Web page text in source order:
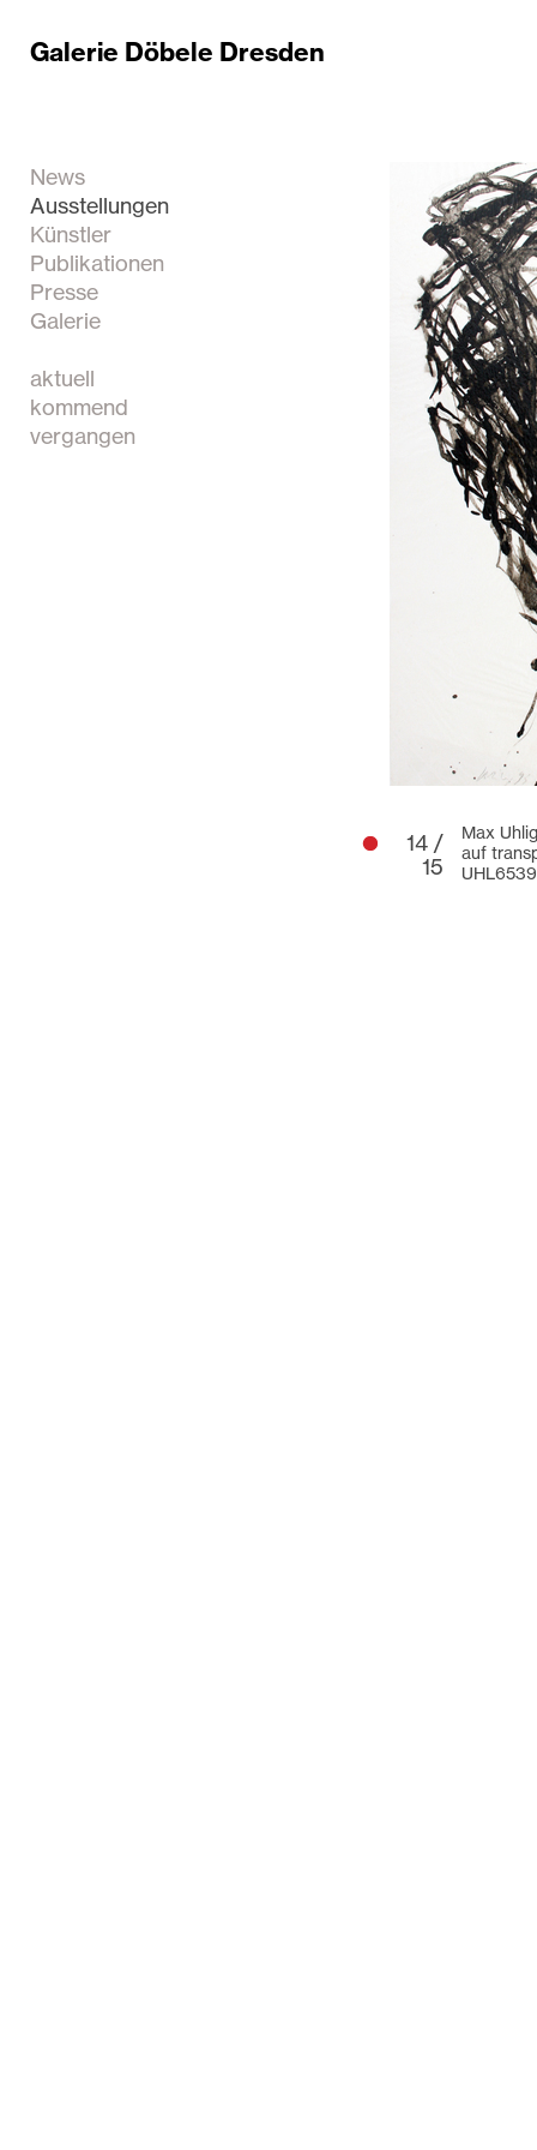
Galerie Döbele Dresden
News
Ausstellungen
Künstler
Publikationen
Presse
Galerie
aktuell
kommend
vergangen
14 /
15
Max
auf
UHL6539